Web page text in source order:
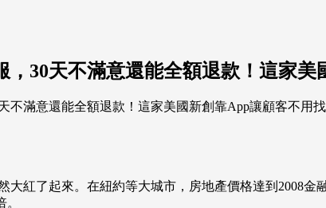
，30天不滿意還能全額退款！這家
大紅了起來。在紐約等大城市，房地產價格達到2008